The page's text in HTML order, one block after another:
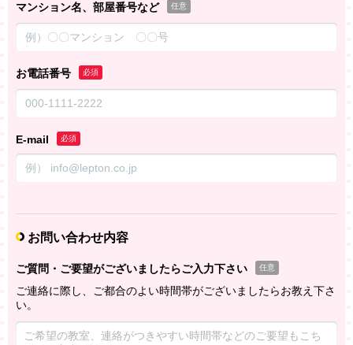
マンション名、部屋番号など 任意
お電話番号 必須
E-mail 必須
お問い合わせ内容
ご質問・ご要望がございましたらご入力下さい 任意
ご連絡に際し、ご都合のよい時間帯がございましたらお教え下さ
い。